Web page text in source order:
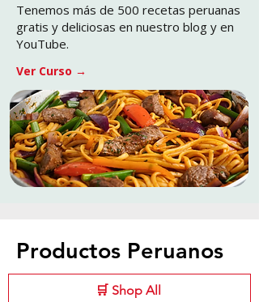
Tenemos más de 500 recetas peruanas
gratis y deliciosas en nuestro blog y en
YouTube.
Ver Curso →
Productos Peruanos
🛒 Shop All